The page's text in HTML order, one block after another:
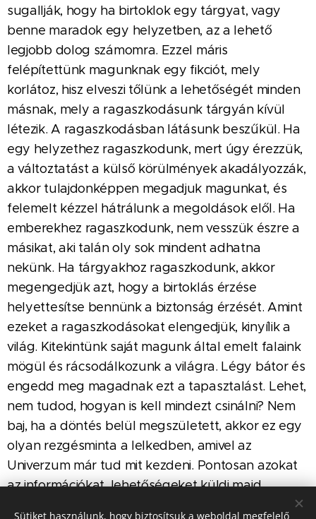
sugallják, hogy ha birtoklok egy tárgyat, vagy
benne maradok egy helyzetben, az a lehető
legjobb dolog számomra. Ezzel máris
felépítettünk magunknak egy fikciót, mely
korlátoz, hisz elveszi tőlünk a lehetőségét minden
másnak, mely a ragaszkodásunk tárgyán kívül
létezik. A ragaszkodásban látásunk beszűkül. Ha
egy helyzethez ragaszkodunk, mert úgy érezzük,
a változtatást a külső körülmények akadályozzák,
akkor tulajdonképpen megadjuk magunkat, és
felemelt kézzel hátrálunk a megoldások elől. Ha
emberekhez ragaszkodunk, nem vesszük észre a
másikat, aki talán oly sok mindent adhatna
nekünk. Ha tárgyakhoz ragaszkodunk, akkor
megengedjük azt, hogy a birtoklás érzése
helyettesítse bennünk a biztonság érzését. Amint
ezeket a ragaszkodásokat elengedjük, kinyílik a
világ. Kitekintünk saját magunk által emelt falaink
mögül és rácsodálkozunk a világra. Légy bátor és
engedd meg magadnak ezt a tapasztalást. Lehet,
nem tudod, hogyan is kell mindezt csinálni? Nem
baj, ha a döntés belül megszületett, akkor ez egy
olyan rezgésminta a lelkedben, amivel az
Univerzum már tud mit kezdeni. Pontosan azokat
az információkat, lehetőségeket küldi majd
Sütiket használunk, hogy biztosítsuk a weboldal megfelelő